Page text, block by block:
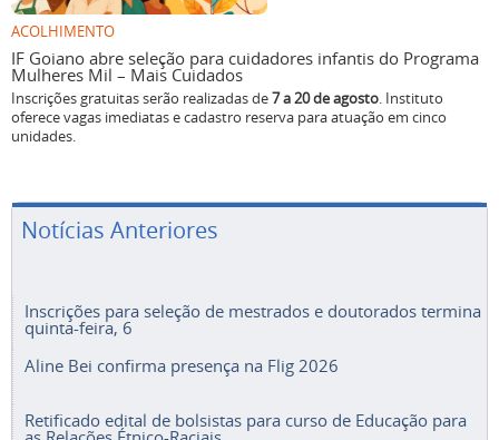
ACOLHIMENTO
IF Goiano abre seleção para cuidadores infantis do Programa
Mulheres Mil – Mais Cuidados
Inscrições gratuitas serão realizadas de7 a 20 de agosto. Instituto
oferece vagas imediatas e cadastro reserva para atuação em cinco
unidades.
Notícias Anteriores
Inscrições para seleção de mestrados e doutorados termina
quinta-feira, 6
Aline Bei confirma presença na Flig 2026
Retificado edital de bolsistas para curso de Educação para